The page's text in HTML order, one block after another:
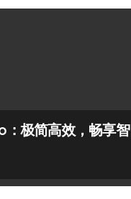
：极简高效，畅享智